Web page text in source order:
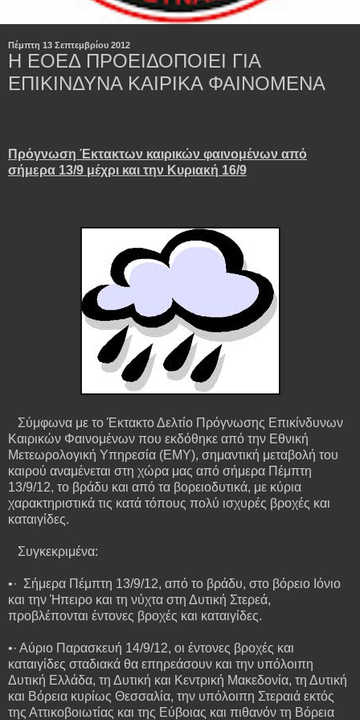
Πέμπτη 13 Σεπτεμβρίου 2012
Η ΕΟΕΔ ΠΡΟΕΙΔΟΠΟΙΕΙ ΓΙΑ
ΕΠΙΚIΝΔΥΝΑ ΚΑΙΡΙΚΑ ΦΑΙΝΟΜΕΝΑ
Πρόγνωση Έκτακτων καιρικών φαινομένων από
σήμερα 13/9 μέχρι και την Κυριακή 16/9
Σύμφωνα με το Έκτακτο Δελτίο Πρόγνωσης Επικίνδυνων
Καιρικών Φαινομένων που εκδόθηκε από την Εθνική
Μετεωρολογική Υπηρεσία (ΕΜΥ), σημαντική μεταβολή του
καιρού αναμένεται στη χώρα μας από σήμερα Πέμπτη
13/9/12, το βράδυ και από τα βορειοδυτικά, με κύρια
χαρακτηριστικά τις κατά τόπους πολύ ισχυρές βροχές και
καταιγίδες.
Συγκεκριμένα:
•· Σήμερα Πέμπτη 13/9/12, από το βράδυ, στο βόρειο Ιόνιο
και την Ήπειρο και τη νύχτα στη Δυτική Στερεά,
προβλέπονται έντονες βροχές και καταιγίδες.
•· Αύριο Παρασκευή 14/9/12, οι έντονες βροχές και
καταιγίδες σταδιακά θα επηρεάσουν και την υπόλοιπη
Δυτική Ελλάδα, τη Δυτική και Κεντρική Μακεδονία, τη Δυτική
και Βόρεια κυρίως Θεσσαλία, την υπόλοιπη Στεραιά εκτός
της Αττικοβοιωτίας και της Εύβοιας και πιθανόν τη Βόρεια